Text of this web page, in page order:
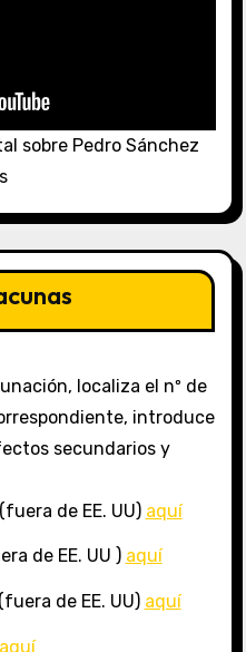
sobre Pedro Sánchez
localiza el nº de
introduce
secundarios y
de EE. UU) aquí
de EE. UU ) aquí
de EE. UU) aquí
aquí